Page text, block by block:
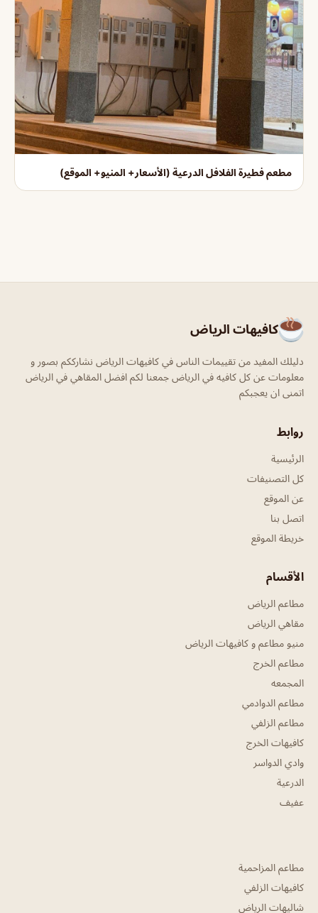
مطعم فطيرة الفلافل الدرعية (الأسعار+ المنيو+ الموقع)
كافيهات الرياض
دليلك المفيد من تقييمات الناس في كافيهات الرياض نشارككم بصور و
معلومات عن كل كافيه في الرياض جمعنا لكم افضل المقاهي في الرياض
اتمنى ان يعجبكم
روابط
الرئيسية
كل التصنيفات
عن الموقع
اتصل بنا
خريطة الموقع
الأقسام
مطاعم الرياض
مقاهي الرياض
منيو مطاعم و كافيهات الرياض
مطاعم الخرج
المجمعه
مطاعم الدوادمي
مطاعم الزلفي
كافيهات الخرج
وادي الدواسر
الدرعية
عفيف
مطاعم المزاحمية
كافيهات الزلفي
شاليهات الرياض